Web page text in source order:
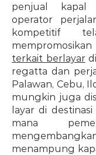
penjual kapal
operator
kompetitif
terkait berlayar di
regatta dan
Palawan, Cebu,
mungkin juga
layar di
mana
menampung